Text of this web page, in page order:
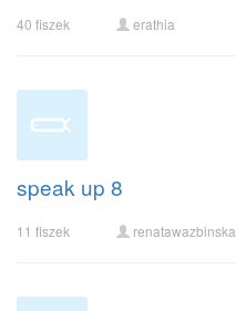
40 fiszek erathia
speak up 8
11 fiszek renatawazbinska